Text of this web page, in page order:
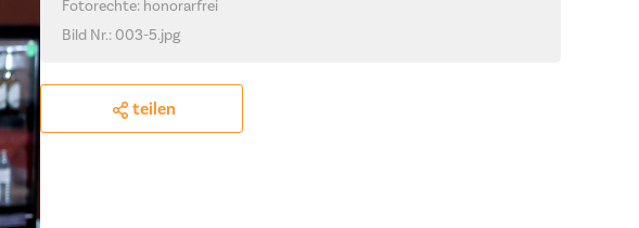
Fotorechte: honorarfrei
Bild Nr.: 003-5.jpg
teilen